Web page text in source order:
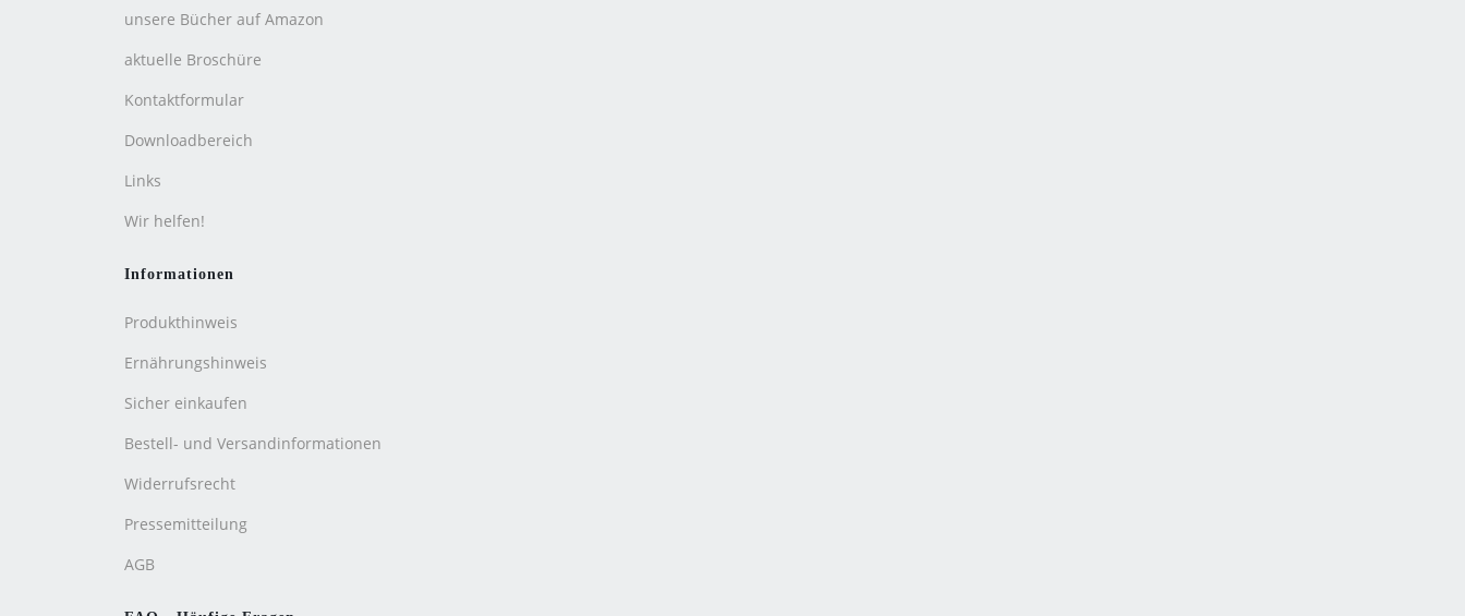
unsere Bücher auf Amazon
aktuelle Broschüre
Kontaktformular
Downloadbereich
Links
Wir helfen!
Informationen
Produkthinweis
Ernährungshinweis
Sicher einkaufen
Bestell- und Versandinformationen
Widerrufsrecht
Pressemitteilung
AGB